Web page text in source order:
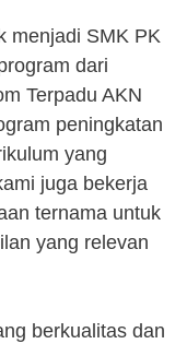
menjadi SMK PK
dari
Terpadu AKN
peningkatan
yang
juga bekerja
ternama untuk
yang relevan
berkualitas dan